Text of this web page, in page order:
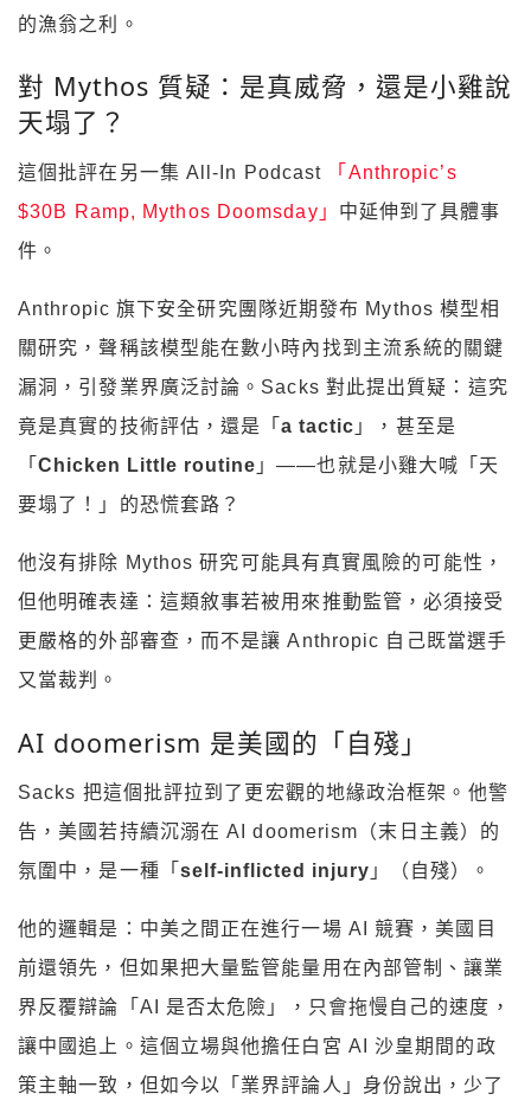
的漁翁之利。
對 Mythos 質疑：是真威脅，還是小雞說
天塌了？
這個批評在另一集 All-In Podcast
「Anthropic’s
$30B Ramp, Mythos Doomsday」 中延伸到了具體事
件。
Anthropic 旗下安全研究團隊近期發布 Mythos 模型相
關研究，聲稱該模型能在數小時內找到主流系統的關鍵
漏洞，引發業界廣泛討論。Sacks 對此提出質疑：這究
竟是真實的技術評估，還是「a tactic 」，甚至是
「Chicken Little routine 」——也就是小雞大喊「天
要塌了！」的恐慌套路？
他沒有排除 Mythos 研究可能具有真實風險的可能性，
但他明確表達：這類敘事若被用來推動監管，必須接受
更嚴格的外部審查，而不是讓 Anthropic 自己既當選手
又當裁判。
AI doomerism 是美國的「自殘」
Sacks 把這個批評拉到了更宏觀的地緣政治框架。他警
告，美國若持續沉溺在 AI doomerism（末日主義）的
氛圍中，是一種「 self-inflicted injury 」（自殘）。
他的邏輯是：中美之間正在進行一場 AI 競賽，美國目
前還領先，但如果把大量監管能量用在內部管制、讓業
界反覆辯論「AI 是否太危險」，只會拖慢自己的速度，
讓中國追上。這個立場與他擔任白宮 AI 沙皇期間的政
策主軸一致，但如今以「業界評論人」身份說出，少了